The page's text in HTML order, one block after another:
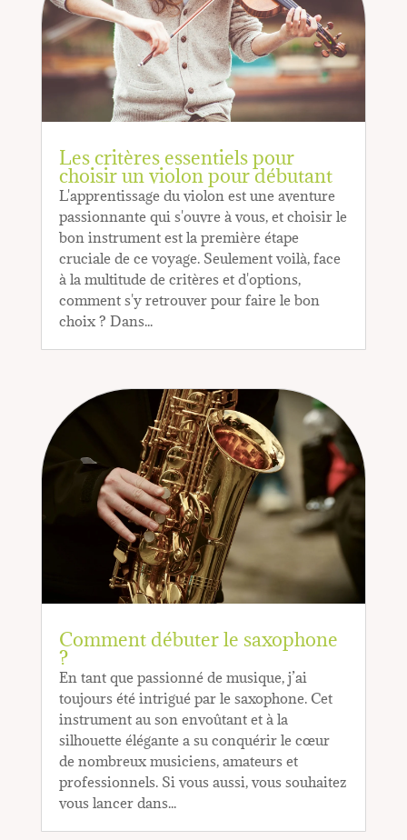
Les critères essentiels pour
choisir un violon pour débutant
L'apprentissage du violon est une aventure
passionnante qui s'ouvre à vous, et choisir le
bon instrument est la première étape
cruciale de ce voyage. Seulement voilà, face
à la multitude de critères et d'options,
comment s'y retrouver pour faire le bon
choix ? Dans...
Comment débuter le saxophone
?
En tant que passionné de musique, j’ai
toujours été intrigué par le saxophone. Cet
instrument au son envoûtant et à la
silhouette élégante a su conquérir le cœur
de nombreux musiciens, amateurs et
professionnels. Si vous aussi, vous souhaitez
vous lancer dans...